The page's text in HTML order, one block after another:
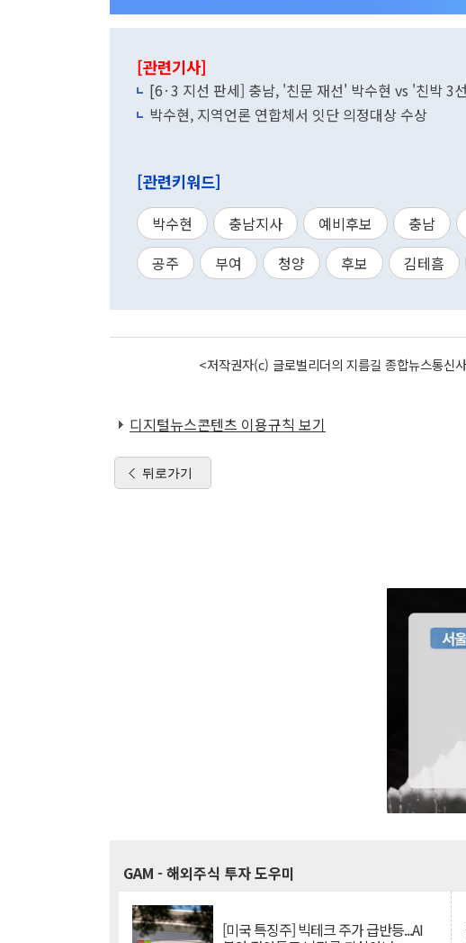
[관련기사]
[6·3 지선 판세] 충남, '친문 재선' 박수현 vs '친박 3
박수현, 지역언론 연합체서 잇단 의정대상 수상
[관련키워드]
박수현 충남지사 예비후보 충남
공주
부여 청양 후보 김테흠
<저작권자(c) 글로벌리더의 지름길 종합뉴스통
디지털뉴스콘텐츠 이용규칙 보기
뒤로가기
GAM - 해외주식 투자 도우미
[미국 특징주] 빅테크 주가 급반등...AI